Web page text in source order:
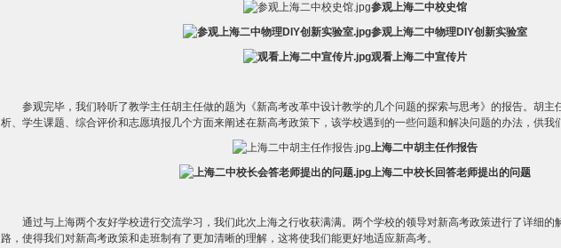
参观上海二中校史馆
参观上海二中物理DIY创新实验室
观看上海二中宣传片
参观完毕，我们聆听了教学主任胡主任做的题为《新高考改革中设计教学的几个问题的探索与思考》的报告。胡主
析、学生课题、综合评价和志愿填报几个方面来阐述在新高考政策下，该学校遇到的一些问题和解决问题的办法，供我
上海二中胡主任作报告
上海二中校长回答老师提出的问题
通过与上海两个友好学校进行交流学习，我们此次上海之行收获满满。两个学校的领导对新高考政策进行了详细的
路，使得我们对新高考政策和走班制有了更加清晰的理解，这将使我们能更好地适应新高考。